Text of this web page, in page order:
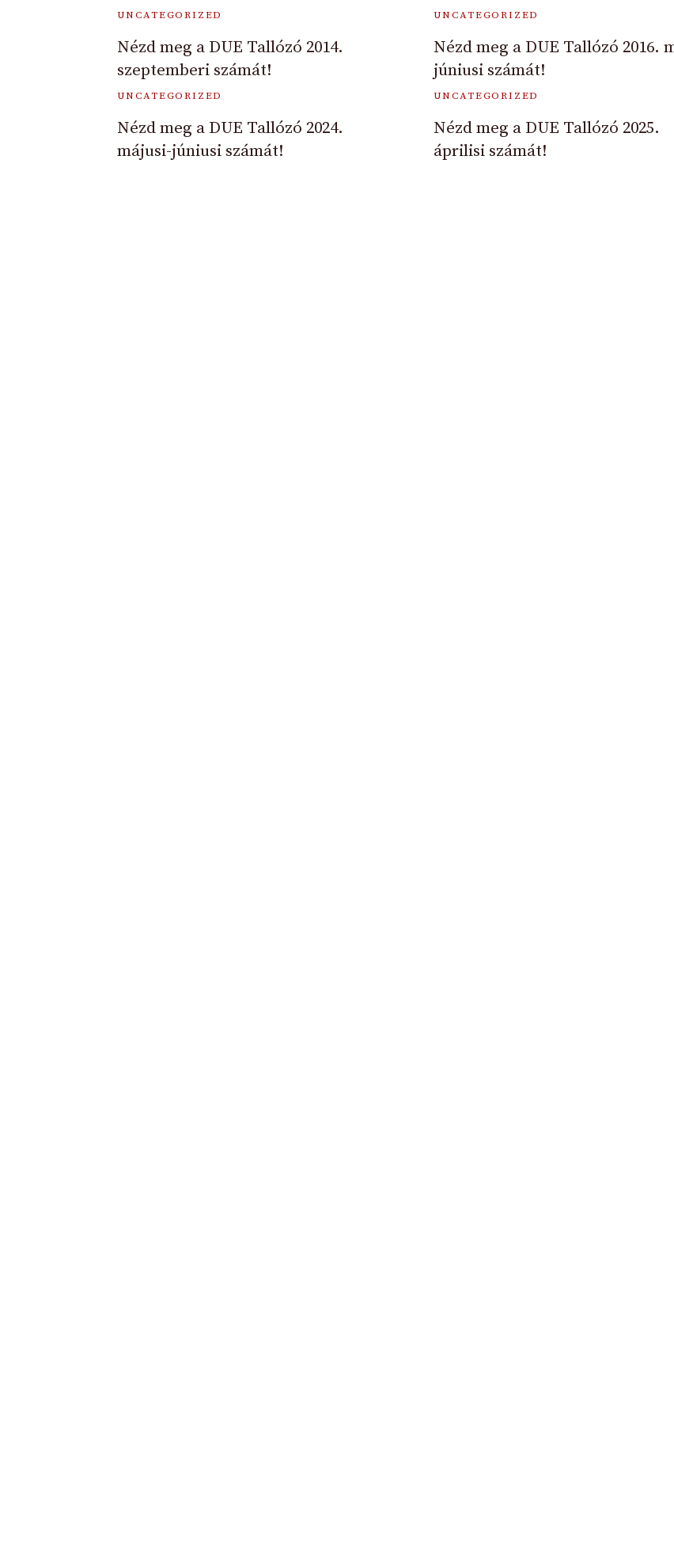
UNCATEGORIZED
Nézd meg a DUE Tallózó 2014.
szeptemberi számát!
UNCATEGORIZED
Nézd meg a DUE Tallózó 2016.
júniusi számát!
UNCATEGORIZED
Nézd meg a DUE Tallózó 2024.
májusi-júniusi számát!
UNCATEGORIZED
Nézd meg a DUE Tallózó 2025.
áprilisi számát!